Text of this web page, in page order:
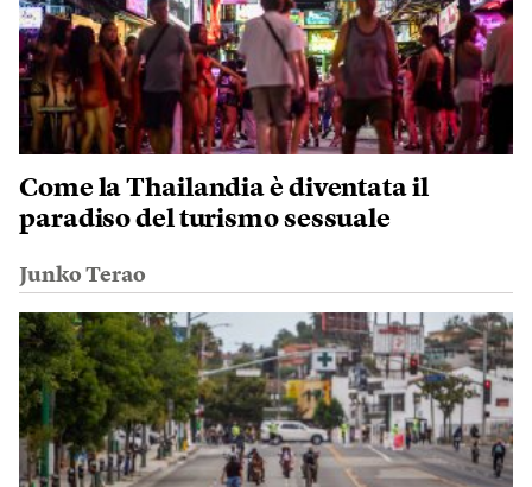
Come la Thailandia è diventata il
paradiso del turismo sessuale
Junko Terao